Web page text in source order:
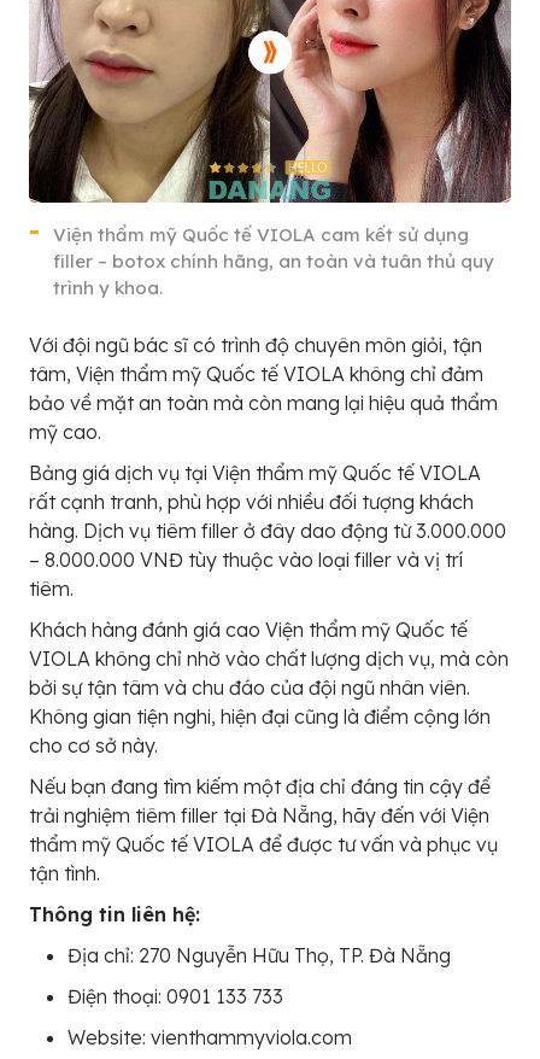
Viện thẩm mỹ Quốc tế VIOLA cam kết sử dụng
filler – botox chính hãng, an toàn và tuân thủ quy
trình y khoa.
Với đội ngũ bác sĩ có trình độ chuyên môn giỏi, tận
tâm, Viện thẩm mỹ Quốc tế VIOLA không chỉ đảm
bảo về mặt an toàn mà còn mang lại hiệu quả thẩm
mỹ cao.
Bảng giá dịch vụ tại Viện thẩm mỹ Quốc tế VIOLA
rất cạnh tranh, phù hợp với nhiều đối tượng khách
hàng. Dịch vụ tiêm filler ở đây dao động từ 3.000.000
– 8.000.000 VNĐ tùy thuộc vào loại filler và vị trí
tiêm.
Khách hàng đánh giá cao Viện thẩm mỹ Quốc tế
VIOLA không chỉ nhờ vào chất lượng dịch vụ, mà còn
bởi sự tận tâm và chu đáo của đội ngũ nhân viên.
Không gian tiện nghi, hiện đại cũng là điểm cộng lớn
cho cơ sở này.
Nếu bạn đang tìm kiếm một địa chỉ đáng tin cậy để
trải nghiệm tiêm filler tại Đà Nẵng, hãy đến với Viện
thẩm mỹ Quốc tế VIOLA để được tư vấn và phục vụ
tận tình.
Thông tin liên hệ:
Địa chỉ: 270 Nguyễn Hữu Thọ, TP. Đà Nẵng
Điện thoại: 0901 133 733
Website: vienthammyviola.com